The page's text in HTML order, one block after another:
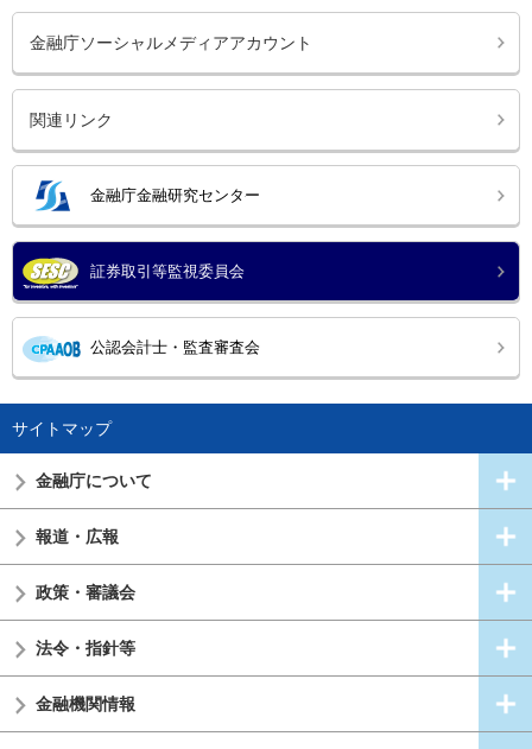
金融庁ソーシャルメディアアカウント
関連リンク
金融庁金融研究センター
証券取引等監視委員会
公認会計士・監査審査会
サイトマップ
金融庁について
報道・広報
政策・審議会
法令・指針等
金融機関情報